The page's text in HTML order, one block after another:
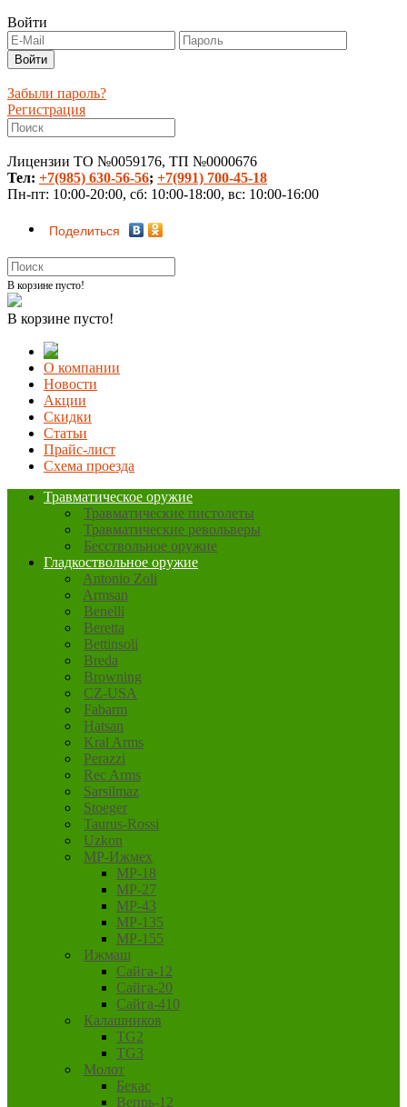
Войти
Забыли пароль?
Регистрация
Лицензии ТО №0059176, ТП №0000676
Тел: +7(985) 630-56-56; +7(991) 700-45-18
Пн-пт: 10:00-20:00, сб: 10:00-18:00, вс: 10:00-16:00
Поделиться
В корзине пусто!
В корзине пусто!
О компании
Новости
Акции
Скидки
Статьи
Прайс-лист
Схема проезда
Травматическое оружие
Травматические пистолеты
Травматические револьверы
Бесствольное оружие
Гладкоствольное оружие
Antonio Zoli
Armsan
Benelli
Beretta
Bettinsoli
Breda
Browning
CZ-USA
Fabarm
Hatsan
Kral Arms
Perazzi
Rec Arms
Sarsilmaz
Stoeger
Taurus-Rossi
Uzkon
MP-Ижмех
MP-18
MP-27
MP-43
MP-135
MP-155
Ижмаш
Сайга-12
Сайга-20
Сайга-410
Калашников
TG2
TG3
Молот
Бекас
Вепрь-12